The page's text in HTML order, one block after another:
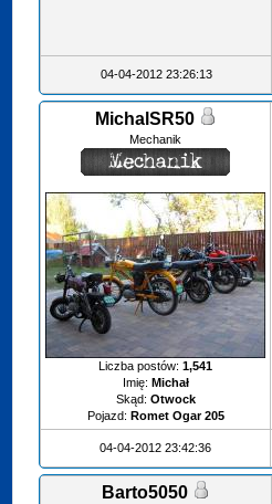
04-04-2012 23:26:13
MichalSR50
Mechanik
Liczba postów:1,541
Imię: Michał
Skąd: Otwock
Pojazd: Romet Ogar 205
04-04-2012 23:42:36
Barto5050